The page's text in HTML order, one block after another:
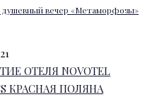
душевный вечер «Метаморфозы»